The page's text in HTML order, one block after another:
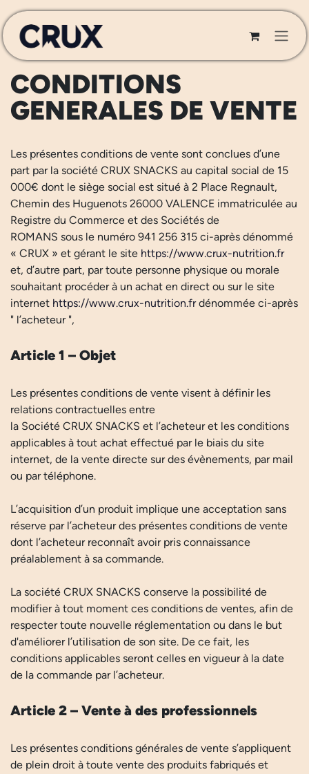
Se rendre au contenu
CONDITIONS
GENERALES DE VENTE
Les présentes conditions de vente sont conclues d’une
part par la société CRUX SNACKS au capital social de 15
000€ dont le siège social est situé à 2 Place Regnault,
Chemin des Huguenots 26000 VALENCE immatriculée au
Registre du Commerce et des Sociétés de
ROMANS sous le numéro 941 256 315 ci-après dénommé
« CRUX » et gérant le site https://www.crux-nutrition.fr
et, d’autre part, par toute personne physique ou morale
souhaitant procéder à un achat en direct ou sur le site
internet https://www.crux-nutrition.frdénommée ci-après
" l’acheteur ",
Article 1 – Objet
Les présentes conditions de vente visent à définir les
relations contractuelles entre
la Société CRUX SNACKS et l’acheteur et les conditions
applicables à tout achat effectué par le biais du site
internet, de la vente directe sur des évènements, par mail
ou par téléphone.
L’acquisition d’un produit implique une acceptation sans
réserve par l’acheteur des présentes conditions de vente
dont l’acheteur reconnaît avoir pris connaissance
préalablement à sa commande.
La société CRUX SNACKS conserve la possibilité de
modifier à tout moment ces conditions de ventes, afin de
respecter toute nouvelle réglementation ou dans le but
d'améliorer l’utilisation de son site. De ce fait, les
conditions applicables seront celles en vigueur à la date
de la commande par l’acheteur.
Article 2 – Vente à des professionnels
Les présentes conditions générales de vente s’appliquent
de plein droit à toute vente des produits fabriqués et